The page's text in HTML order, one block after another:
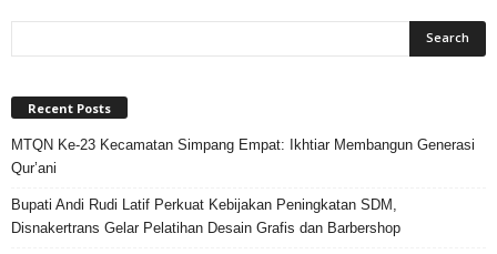
Recent Posts
MTQN Ke-23 Kecamatan Simpang Empat: Ikhtiar Membangun Generasi
Qur’ani
Bupati Andi Rudi Latif Perkuat Kebijakan Peningkatan SDM,
Disnakertrans Gelar Pelatihan Desain Grafis dan Barbershop